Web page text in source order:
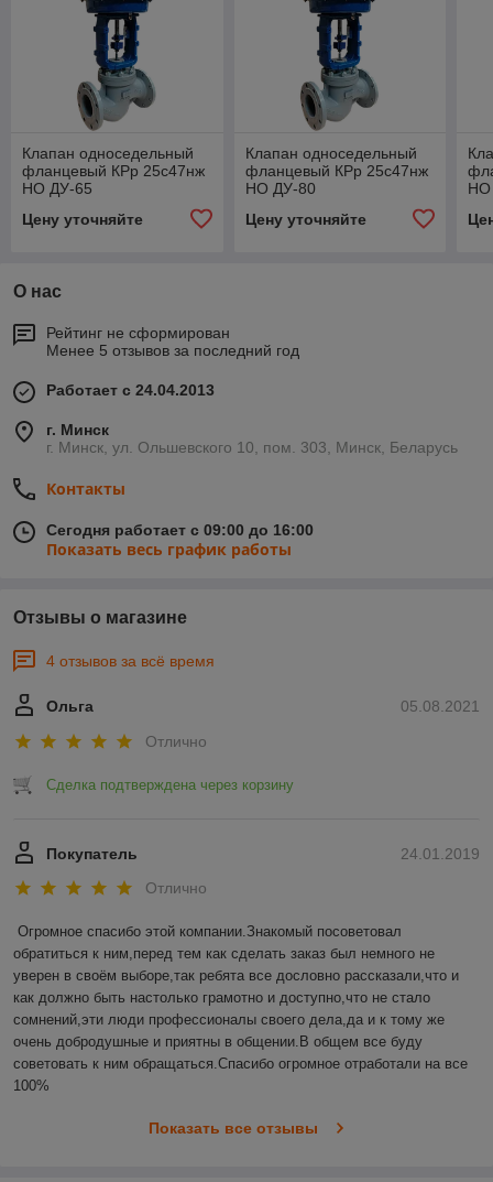
Клапан односедельный
фланцевый КРр 25с47нж
НО ДУ-65
Цену уточняйте
Клапан односедельный
фланцевый КРр 25с47нж
НО ДУ-80
Цену уточняйте
НО
О нас
Рейтинг не сформирован
Менее 5 отзывов за последний год
Работает с 24.04.2013
г. Минск
г. Минск, ул. Ольшевского 10, пом. 303, Минск, Беларусь
Контакты
Сегодня работает с 09:00 до 16:00
Показать весь график работы
Отзывы о магазине
4 отзывов за всё время
05.08.2021
Ольга
Отлично
Сделка подтверждена через корзину
24.01.2019
Покупатель
Отлично
Огромное спасибо этой компании.Знакомый посоветовал
обратиться к ним,перед тем как сделать заказ был немного не
уверен в своём выборе,так ребята все дословно рассказали,что и
как должно быть настолько грамотно и доступно,что не стало
сомнений,эти люди профессионалы своего дела,да и к тому же
очень добродушные и приятны в общении.В общем все буду
советовать к ним обращаться.Спасибо огромное отработали на все
100%
Показать все отзывы